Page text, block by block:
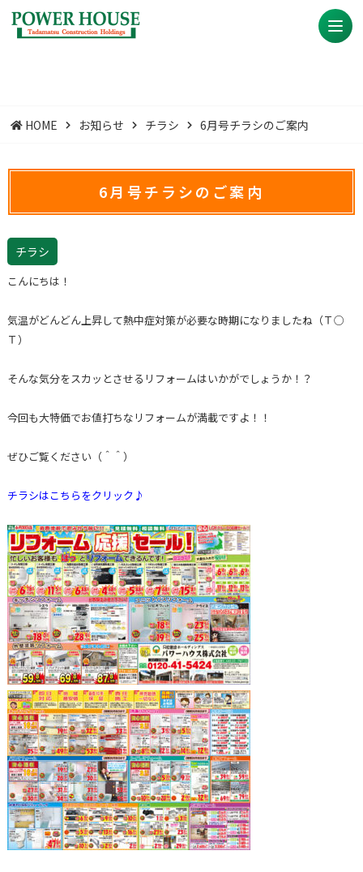
HOME お知らせ チラシ 6月号チラシのご案内
6月号チラシのご案内
チラシ
こんにちは！
気温がどんどん上昇して熱中症対策が必要な時期になりましたね（Ｔ○
Ｔ）
そんな気分をスカッとさせるリフォームはいかがでしょうか！？
今回も大特価でお値打ちなリフォームが満載ですよ！！
ぜひご覧ください（＾＾）
チラシはこちらをクリック♪